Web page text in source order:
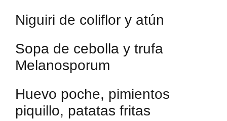
Niguiri de coliflor y atún
Sopa de cebolla y trufa
Melanosporum
Huevo poche, pimientos
piquillo, patatas fritas